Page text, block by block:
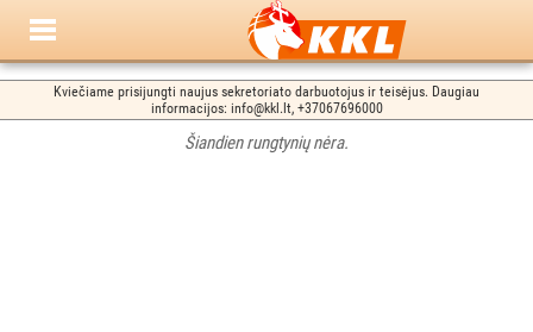
Kviečiame prisijungti naujus sekretoriato darbuotojus ir teisėjus. Daugiau
informacijos: info@kkl.lt, +37067696000
Šiandien rungtynių nėra.